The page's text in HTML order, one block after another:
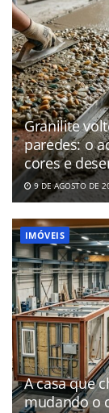
Granilite
paredes: o
cores e
9 DE AGOSTO DE
IMÓVEIS
A casa que
mudando o